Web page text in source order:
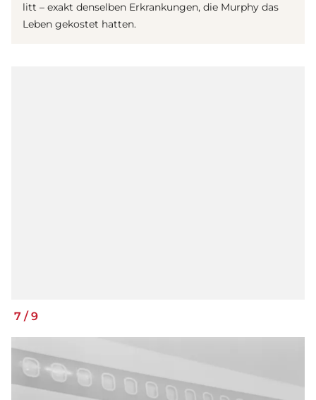
litt – exakt denselben Erkrankungen, die Murphy das
Leben gekostet hatten.
7 /9